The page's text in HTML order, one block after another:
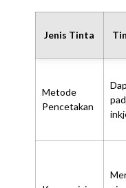
Jenis Tinta
Metode
Pencetakan